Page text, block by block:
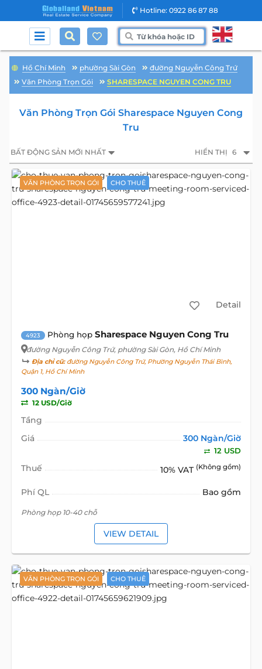
Hotline: 0922 86 87 88
Hồ Chí Minh phường Sài Gòn
đường Nguyễn Công Trứ
Văn Phòng Trọn Gói
SHARESPACE NGUYEN CONG TRU
Văn Phòng Trọn Gói Sharespace Nguyen Cong
Tru
BẤT ĐỘNG SẢN MỚI NHẤT HIỂN THỊ 6
VĂN PHÒNG TRỌN GÓI CHO THUÊ
Detail
4923 Phòng họp Sharespace Nguyen Cong Tru
đường Nguyễn Công Trứ, phường Sài Gòn, Hồ Chí Minh
Địa chỉ cũ:đường Nguyễn Công Trứ, Phường Nguyễn Thái Bình,
Quận 1, Hồ Chí Minh
300 Ngàn/Giờ
12 USD/Giờ
Tầng
Giá
300 Ngàn/Giờ
12 USD
Thuế 10% VAT (Không gồm)
Phí QL Bao gồm
Phòng họp 10-40 chỗ
VIEW DETAIL
VĂN PHÒNG TRỌN GÓI CHO THUÊ